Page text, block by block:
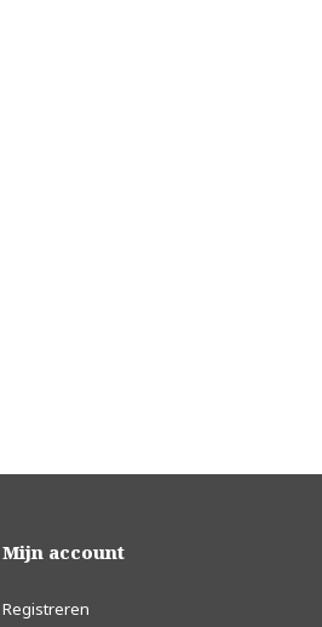
Mijn account
Registreren